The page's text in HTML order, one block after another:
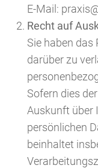
E-Mail:
Recht auf
Sie haben das
darüber zu
Sofern dies
Auskunft über
persönlichen
beinhaltet